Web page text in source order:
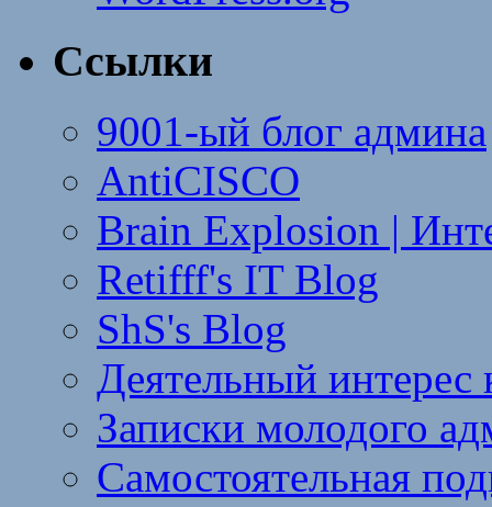
Ссылки
9001-ый блог админа
AntiCISCO
Brain Explosion |
Retifff's IT Blog
ShS's Blog
Деятельный интерес
Записки молодого
Самостоятельная